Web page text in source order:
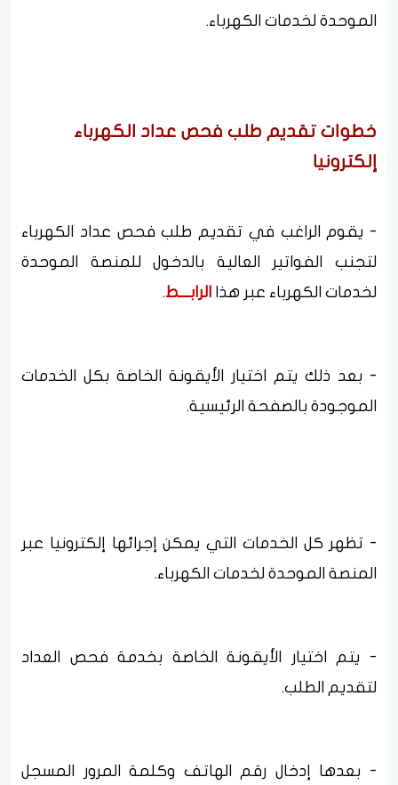
الموحدة لخدمات الكهرباء.
خطوات تقديم طلب فحص عداد الكهرباء
إلكترونيا
- يقوم الراغب في تقديم طلب فحص عداد الكهرباء
لتجنب الفواتير العالية بالدخول للمنصة الموحدة
لخدمات الكهرباء عبر هذا الرابـــط.
- بعد ذلك يتم اختيار الأيقونة الخاصة بكل الخدمات
الموجودة بالصفحة الرئيسية.
- تظهر كل الخدمات التي يمكن إجرائها إلكترونيا عبر
المنصة الموحدة لخدمات الكهرباء.
- يتم اختيار الأيقونة الخاصة بخدمة فحص العداد
لتقديم الطلب.
- بعدها إدخال رقم الهاتف وكلمة المرور المسجل